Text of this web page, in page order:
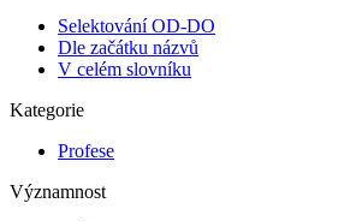
Selektování OD-DO
Dle začátku názvů
V celém slovníku
Kategorie
Profese
Významnost